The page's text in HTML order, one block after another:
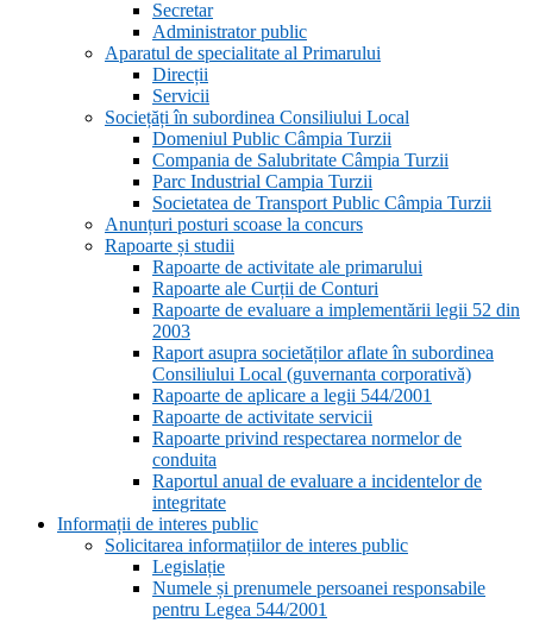
Secretar
Administrator public
Aparatul de specialitate al Primarului
Direcții
Servicii
Sociețăți în subordinea Consiliului Local
Domeniul Public Câmpia Turzii
Compania de Salubritate Câmpia Turzii
Parc Industrial Campia Turzii
Societatea de Transport Public Câmpia Turzii
Anunțuri posturi scoase la concurs
Rapoarte și studii
Rapoarte de activitate ale primarului
Rapoarte ale Curții de Conturi
Rapoarte de evaluare a implementării legii 52 din
2003
Raport asupra societăților aflate în subordinea
Consiliului Local (guvernanta corporativă)
Rapoarte de aplicare a legii 544/2001
Rapoarte de activitate servicii
Rapoarte privind respectarea normelor de
conduita
Raportul anual de evaluare a incidentelor de
integritate
Informații de interes public
Solicitarea informațiilor de interes public
Legislație
Numele și prenumele persoanei responsabile
pentru Legea 544/2001